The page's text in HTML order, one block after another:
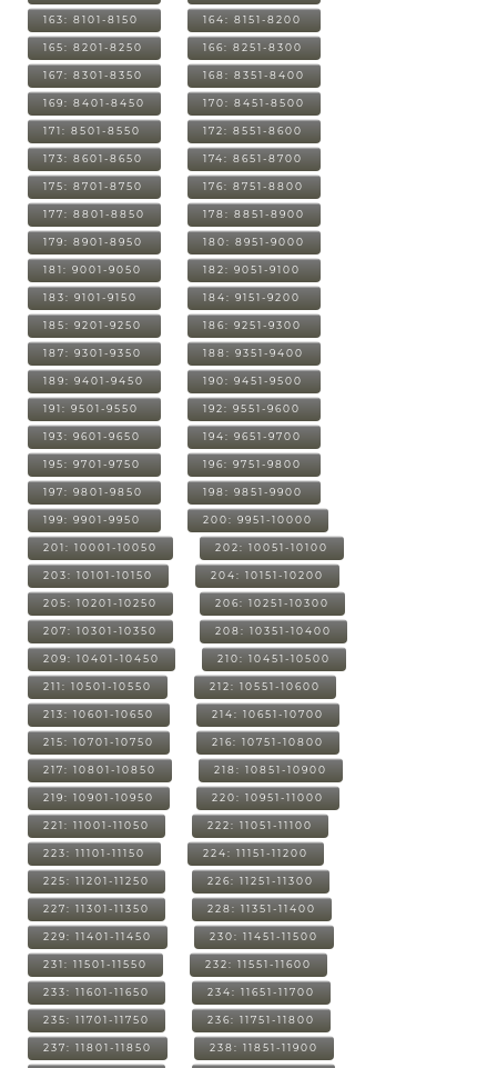
163: 8101-8150 164: 8151-8200
165: 8201-8250 166: 8251-8300
167: 8301-8350 168: 8351-8400
169: 8401-8450 170: 8451-8500
171: 8501-8550 172: 8551-8600
173: 8601-8650 174: 8651-8700
175: 8701-8750 176: 8751-8800
177: 8801-8850 178: 8851-8900
179: 8901-8950 180: 8951-9000
181: 9001-9050 182: 9051-9100
183: 9101-9150 184: 9151-9200
185: 9201-9250 186: 9251-9300
187: 9301-9350 188: 9351-9400
189: 9401-9450 190: 9451-9500
191: 9501-9550 192: 9551-9600
193: 9601-9650 194: 9651-9700
195: 9701-9750 196: 9751-9800
197: 9801-9850 198: 9851-9900
199: 9901-9950 200: 9951-10000
201: 10001-10050 202: 10051-10100
203: 10101-10150 204: 10151-10200
205: 10201-10250 206: 10251-10300
207: 10301-10350 208: 10351-10400
209: 10401-10450 210: 10451-10500
211: 10501-10550 212: 10551-10600
213: 10601-10650 214: 10651-10700
215: 10701-10750 216: 10751-10800
217: 10801-10850 218: 10851-10900
219: 10901-10950 220: 10951-11000
221: 11001-11050 222: 11051-11100
223: 11101-11150 224: 11151-11200
225: 11201-11250 226: 11251-11300
227: 11301-11350 228: 11351-11400
229: 11401-11450 230: 11451-11500
231: 11501-11550 232: 11551-11600
233: 11601-11650 234: 11651-11700
235: 11701-11750 236: 11751-11800
237: 11801-11850 238: 11851-11900